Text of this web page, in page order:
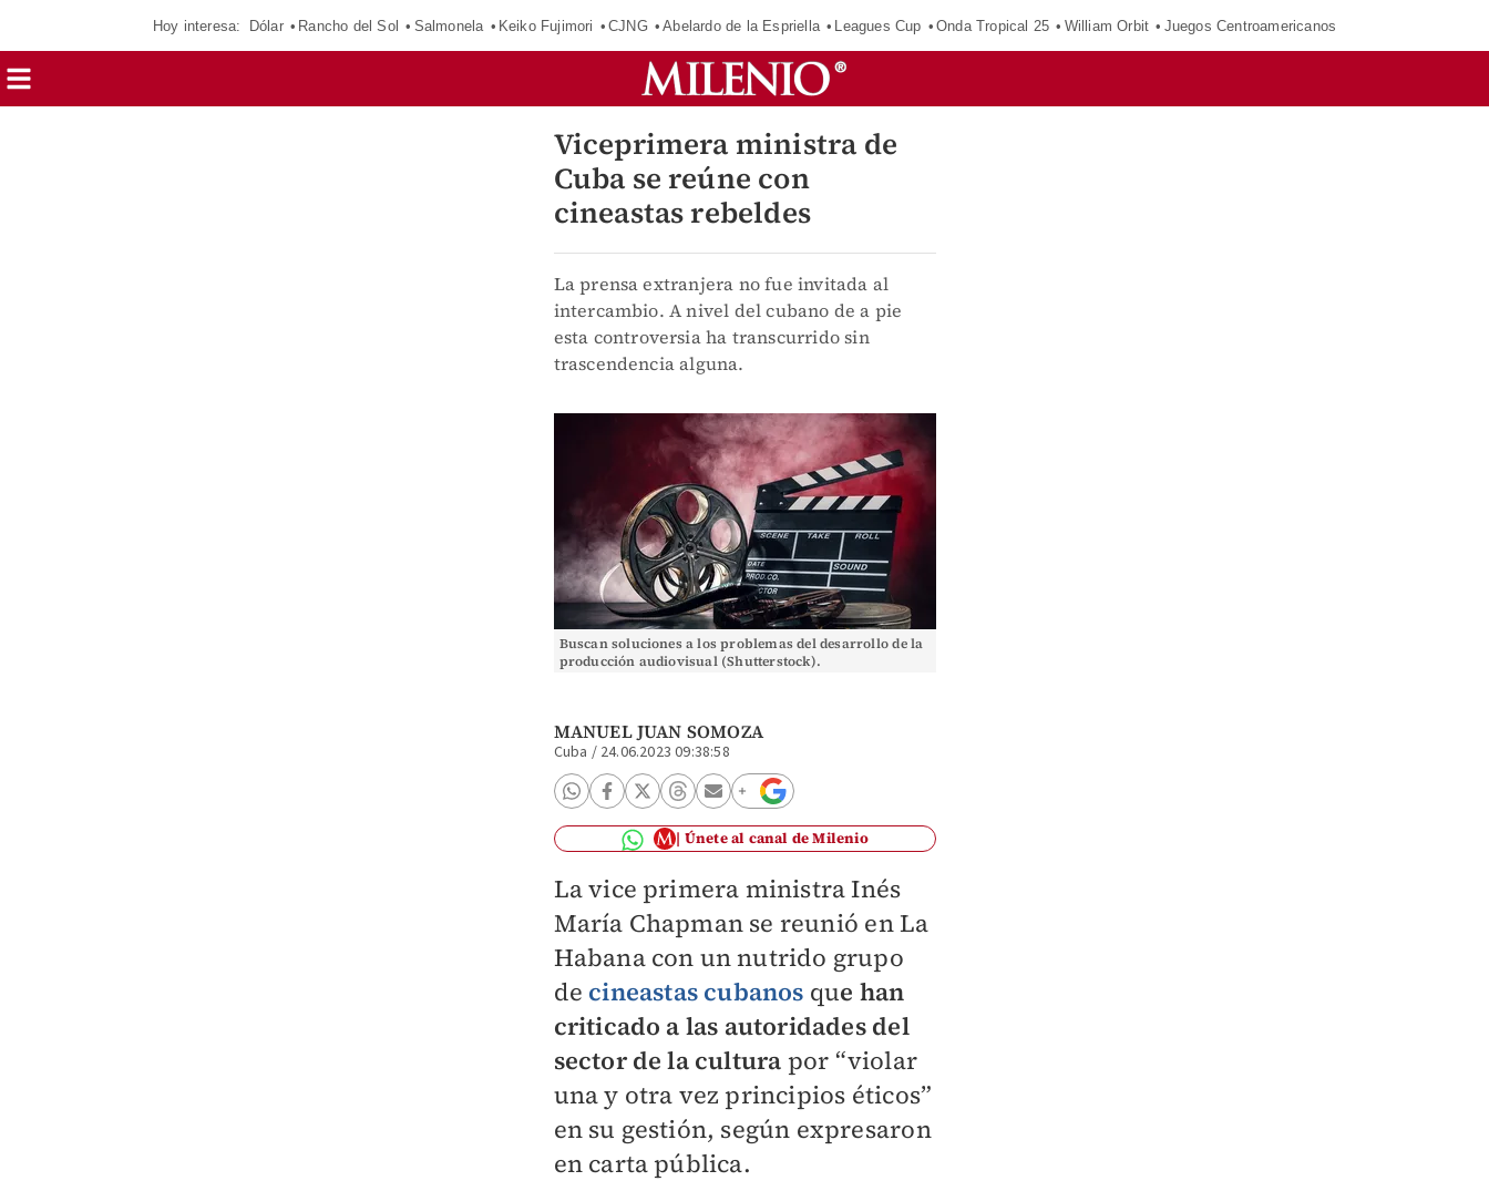
Hoy interesa: Dólar Rancho del Sol Salmonela Keiko Fujimori CJNG Abelardo de la Espriella Leagues Cup Onda Tropical 25 William Orbit Juegos Centroamericanos
Viceprimera ministra de
Cuba se reúne con
cineastas rebeldes
La prensa extranjera no fue invitada al
intercambio. A nivel del cubano de a pie
esta controversia ha transcurrido sin
trascendencia alguna.
Buscan soluciones a los problemas del desarrollo de la
producción audiovisual (Shutterstock).
MANUEL JUAN SOMOZA
Cuba / 24.06.2023 09:38:58
Únete al canal de Milenio
La vice primera ministra Inés
María Chapman se reunió en La
Habana con un nutrido grupo
de cineastas cubanos que han
criticado a las autoridades del
sector de la cultura por “violar
una y otra vez principios éticos”
en su gestión, según expresaron
en carta pública.